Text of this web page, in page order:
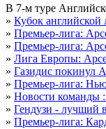
В 7-м туре
» Кубок английской
» Премьер-лига:
» Премьер-лига:
» Лига Европы:
» Газидис покинул
» Премьер-лига:
» Новости команды
» Гендузи - лучший
» Премьер-лига: